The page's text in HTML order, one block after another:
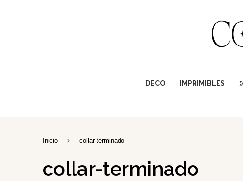
DECO IMPRIMIBLES
Inicio collar-terminado
collar-terminado